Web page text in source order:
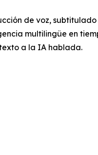
de voz,
multilingüe en
a la IA hablada.